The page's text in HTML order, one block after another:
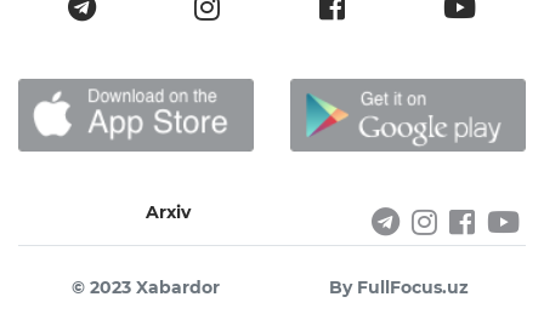
Arxiv
© 2023 Xabardor By FullFocus.uz